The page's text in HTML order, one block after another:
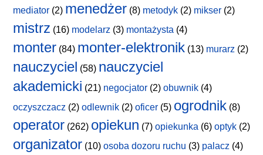
mediator (2) menedżer (8) metodyk (2) mikser (2)
mistrz (16) modelarz (3) montażysta (4)
monter (84) monter-elektronik (13) murarz (2)
nauczyciel (58) nauczyciel
akademicki (21) negocjator (2) obuwnik (4)
oczyszczacz (2) odlewnik (2) oficer (5) ogrodnik (8)
operator (262) opiekun (7) opiekunka (6) optyk (2)
organizator (10) osoba dozoru ruchu (3) palacz (4)